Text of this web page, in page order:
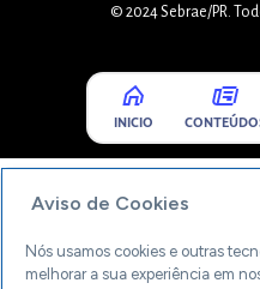
© 2024 Sebrae/PR.
INICIO
Aviso de Cookies
Nós usamos cookies e outras
melhorar a sua experiência em